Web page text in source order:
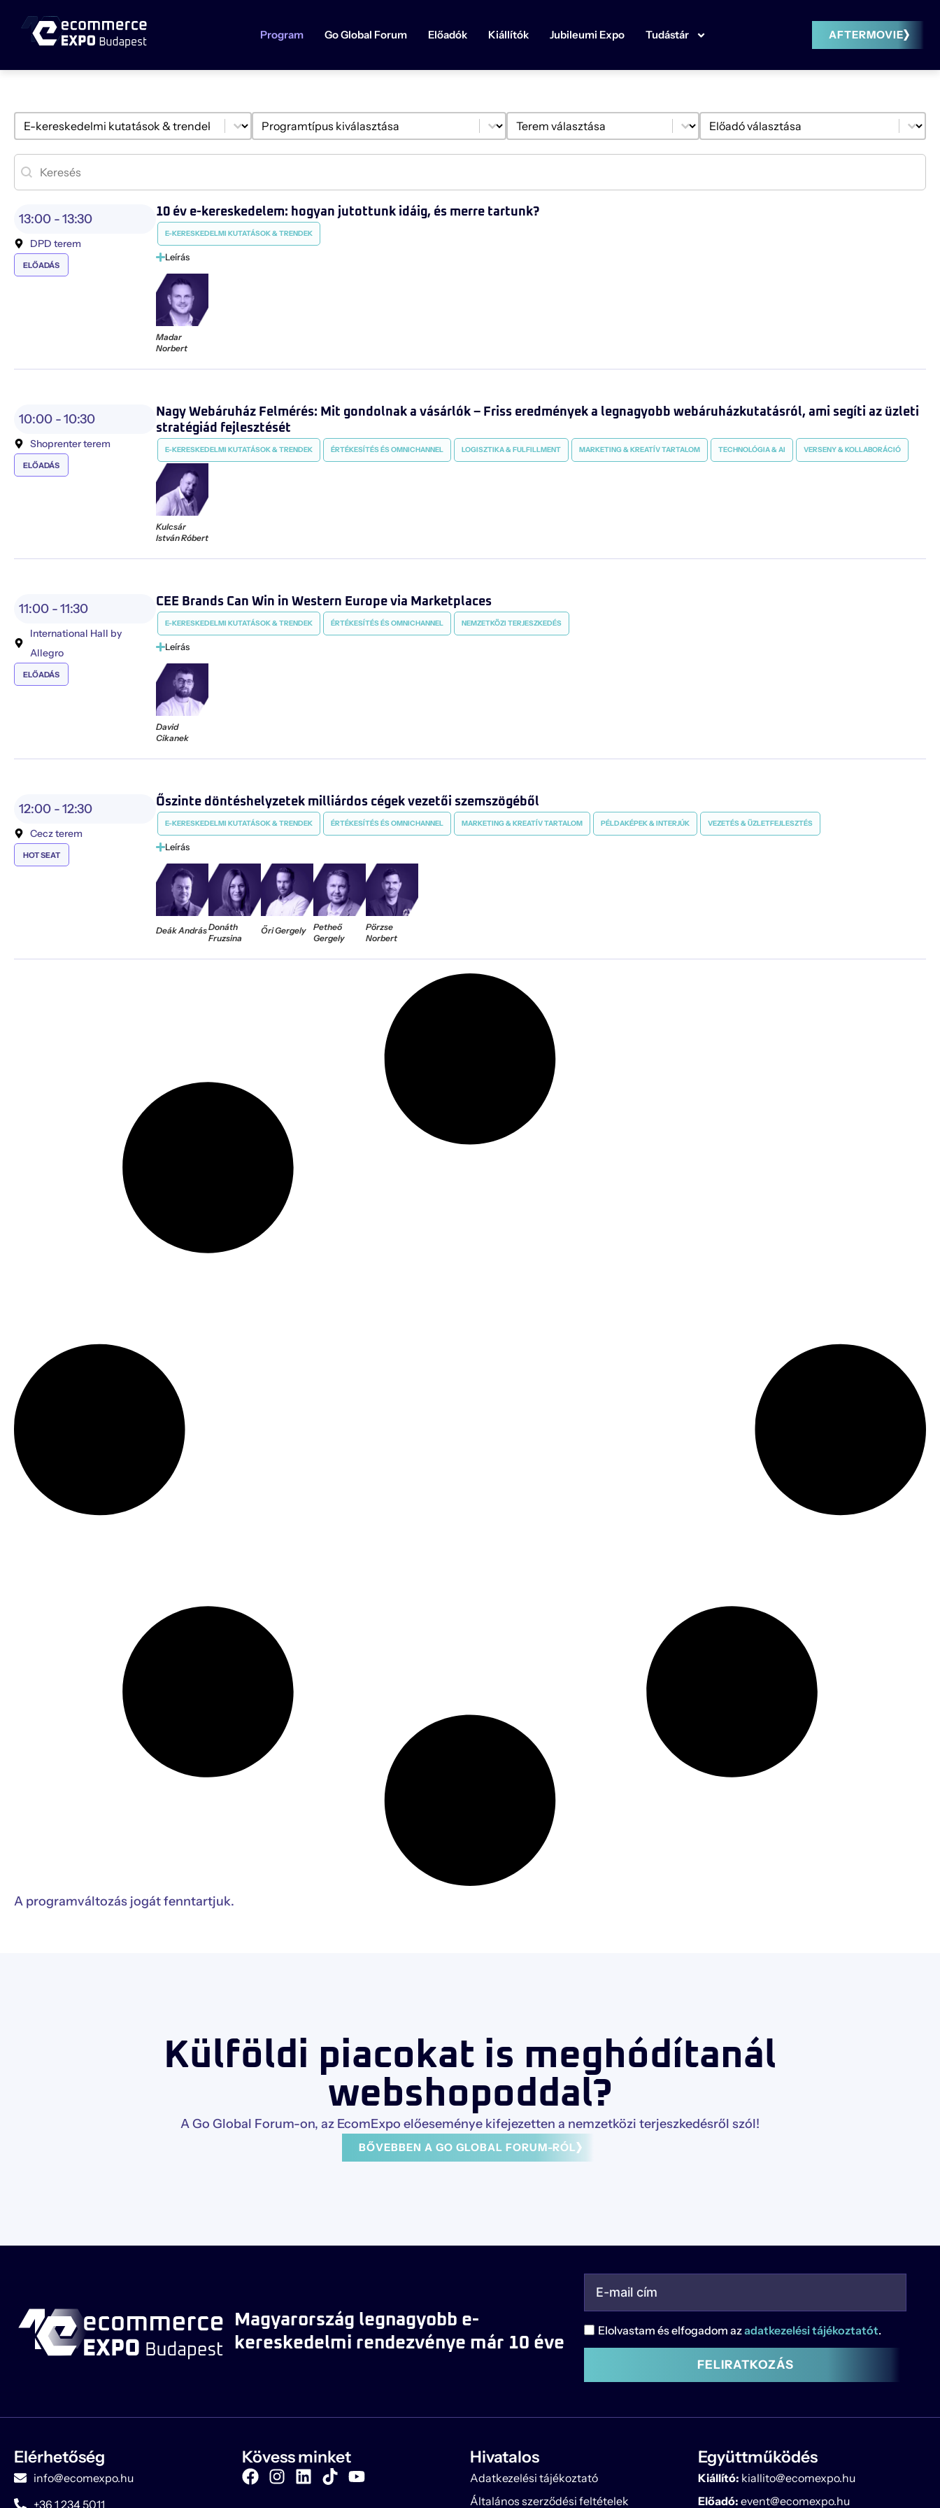
Program Go Global Forum Előadók Kiállítók Jubileumi Expo Tudástár AFTERMOVIE
Témakör szűrő
Select content Programtípus szűrő
Select content Helyszín szűrő
Select content Előadó szűrő
Select content
Kereső
Search content
13:00 -13:30
DPD terem
ELŐADÁS
10 év e-kereskedelem: hogyan jutottunk idáig, és merre tartunk?
E-KERESKEDELMI KUTATÁSOK & TRENDEK
Leírás
Madar
Norbert
10:00 -10:30
Shoprenter terem
ELŐADÁS
Nagy Webáruház Felmérés: Mit gondolnak a vásárlók – Friss eredmények a legnagyobb webáruházkutatásról, ami segíti az üzleti
stratégiád fejlesztését
E-KERESKEDELMI KUTATÁSOK & TRENDEK ÉRTÉKESÍTÉS ÉS OMNICHANNEL LOGISZTIKA & FULFILLMENT MARKETING & KREATÍV TARTALOM TECHNOLÓGIA & AI VERSENY & KOLLABORÁCIÓ
Kulcsár
István Róbert
11:00 -11:30
International Hall by
Allegro
ELŐADÁS
CEE Brands Can Win in Western Europe via Marketplaces
E-KERESKEDELMI KUTATÁSOK & TRENDEK ÉRTÉKESÍTÉS ÉS OMNICHANNEL NEMZETKÖZI TERJESZKEDÉS
Leírás
David
Cikanek
12:00 -12:30
Cecz terem
HOT SEAT
Őszinte döntéshelyzetek milliárdos cégek vezetői szemszögéből
E-KERESKEDELMI KUTATÁSOK & TRENDEK ÉRTÉKESÍTÉS ÉS OMNICHANNEL MARKETING & KREATÍV TARTALOM PÉLDAKÉPEK & INTERJÚK VEZETÉS & ÜZLETFEJLESZTÉS
Leírás
Deák AndrásDonáth
Fruzsina
Őri Gergely
Petheő
Gergely
Pörzse
Norbert
A programváltozás jogát fenntartjuk.
Külföldi piacokat is meghódítanál
webshopoddal?
A Go Global Forum-on, az EcomExpo előeseménye kifejezetten a nemzetközi terjeszkedésről szól!
BŐVEBBEN A GO GLOBAL FORUM-RÓL
Magyarország legnagyobb e-
kereskedelmi rendezvénye már 10 éve
Elolvastam és elfogadom azadatkezelési tájékoztatót.
FELIRATKOZÁS
Elérhetőség
info@ecomexpo.hu
+36 1 234 5011
Kövess minket Hivatalos
Adatkezelési tájékoztató
Általános szerződési feltételek
Együttműködés
Kiállító: kiallito@ecomexpo.hu
Előadó: event@ecomexpo.hu